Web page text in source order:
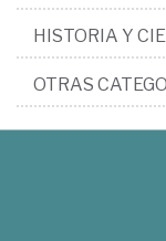
HISTORIA Y
OTRAS